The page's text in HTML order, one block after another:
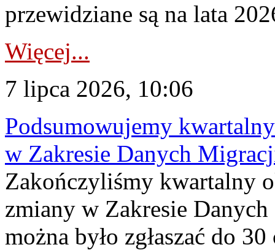
przewidziane są na lata
Więcej...
7 lipca 2026, 10:06
Podsumowujemy
w Zakresie Danych
Zakończyliśmy kwartalny
zmiany w Zakresie
można było zgłaszać do